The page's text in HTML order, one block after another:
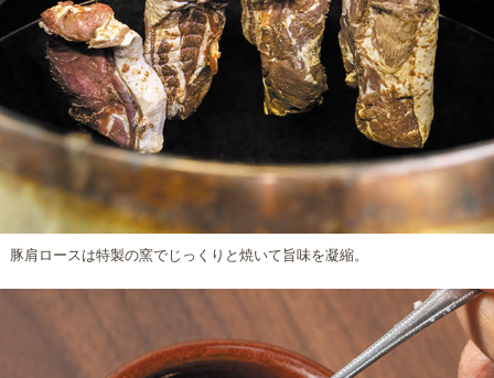
豚肩ロースは特製の窯でじっくりと焼いて旨味を凝縮。